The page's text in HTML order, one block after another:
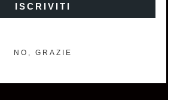
ISCRIVITI
NO, GRAZIE